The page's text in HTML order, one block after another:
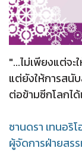
"...ไม่เพียงแต่จะ
แต่ยังให้การสนั
ต่อข้ามซีกโลกไ
ซานดรา เทนอริโ
ผู้จัดการฝ่ายสร